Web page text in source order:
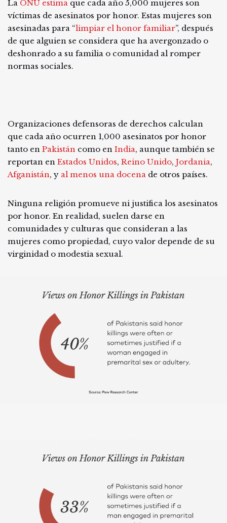
La ONU estima que cada año 5,000 mujeres son
víctimas de asesinatos por honor. Estas mujeres son
asesinadas para “limpiar el honor familiar”, después
de que alguien se considera que ha avergonzado o
deshonrado a su familia o comunidad al romper
normas sociales.
Organizaciones defensoras de derechos calculan
que cada año ocurren 1,000 asesinatos por honor
tanto en Pakistán como en India, aunque también se
reportan en Estados Unidos, Reino Unido, Jordania,
Afganistán, y al menos una docena de otros países.
Ninguna religión promueve ni justifica los asesinatos
por honor. En realidad, suelen darse en
comunidades y culturas que consideran a las
mujeres como propiedad, cuyo valor depende de su
virginidad o modestia sexual.